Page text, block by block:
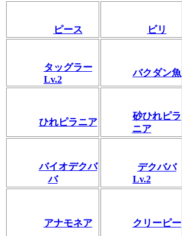
ピース ビリ
タッグラー
Lv.2
バクダン魚
ひれピラニア
砂ひれピラ
ニア
バイオデクバ
バ
デクババ
Lv.2
アナモネア クリーピー